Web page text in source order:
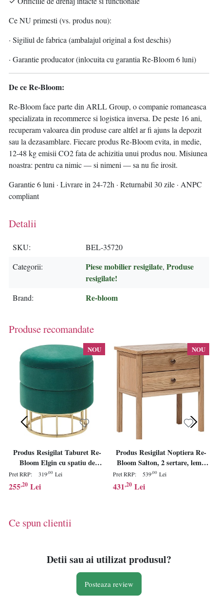
Ce NU primesti (vs. produs nou):
· Sigiliul de fabrica (ambalajul original a fost deschis)
· Garantie producator (inlocuita cu garantia Re-Bloom 6 luni)
De ce Re-Bloom:
Re-Bloom face parte din ARLL Group, o companie romaneasca
specializata in recommerce si logistica inversa. De peste 16 ani,
recuperam valoarea din produse care altfel ar fi ajuns la depozit
sau la dezasamblare. Fiecare produs Re-Bloom evita, in medie,
12-48 kg emisii CO2 fata de achizitia unui produs nou. Misiunea
noastra: pentru ca nimic — si nimeni — sa nu fie irosit.
Garantie 6 luni · Livrare in 24-72h · Returnabil 30 zile · ANPC
compliant
Detalii
SKU
BEL-35720
Categorii
Piese mobilier resigilate, Produse
resigilate!
Brand Re-bloom
Produse recomandate
NOU
Produs Resigilat Taburet Re-
Bloom Elgin cu spatiu de
depozitare, 37x37x42 cm,
catifea, picioare metal, 100 kg,
verde inchis - Verificat A
Pret RRP: 319,00 Lei
255,20 Lei
NOU
Produs Resigilat Noptiera Re-
Bloom Salton, 2 sertare, lemn
masiv/placaj, 53x31x55 cm,
maro - Verificat A
Pret RRP: 539,00 Lei
431,20 Lei
Ce spun clientii
Detii sau ai utilizat produsul?
Posteaza review